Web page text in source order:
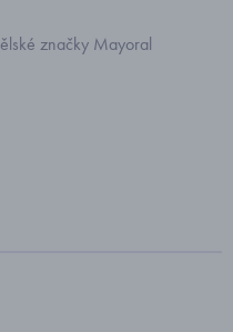
značky Mayoral